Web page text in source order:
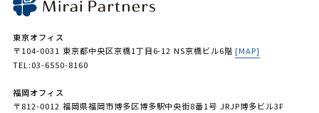
東京オフィス
〒104-0031 東京都中央区京橋1丁目6-12 NS京橋ビル6階 [MAP]
TEL:03-6550-8160
福岡オフィス
〒812-0012 福岡県福岡市博多区博多駅中央街8番1号 JRJP博多ビル3F